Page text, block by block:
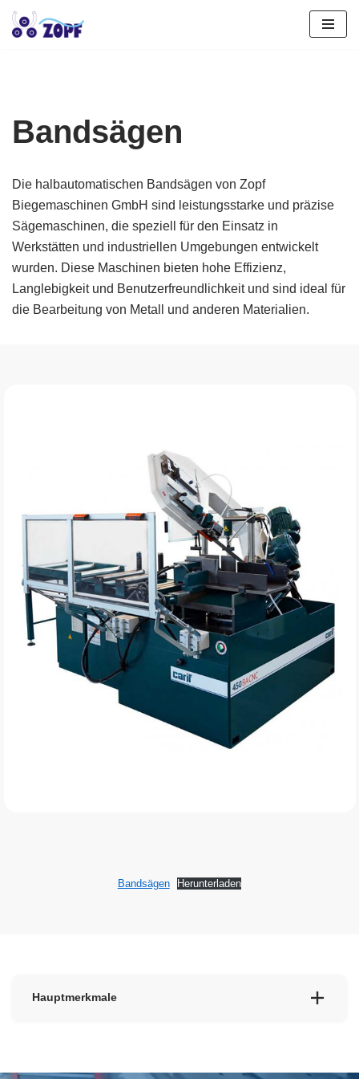
Bandsägen
Die halbautomatischen Bandsägen von Zopf
Biegemaschinen GmbH sind leistungsstarke und präzise
Sägemaschinen, die speziell für den Einsatz in
Werkstätten und industriellen Umgebungen entwickelt
wurden. Diese Maschinen bieten hohe Effizienz,
Langlebigkeit und Benutzerfreundlichkeit und sind ideal für
die Bearbeitung von Metall und anderen Materialien.
Bandsägen Herunterladen
Hauptmerkmale